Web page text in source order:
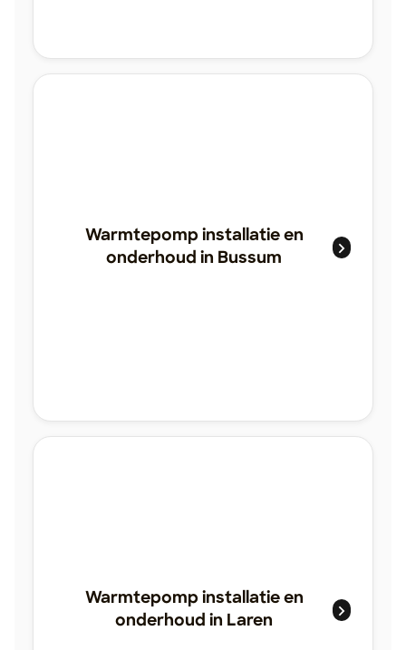
Warmtepomp installatie en
onderhoud in Bussum
Warmtepomp installatie en
onderhoud in Laren